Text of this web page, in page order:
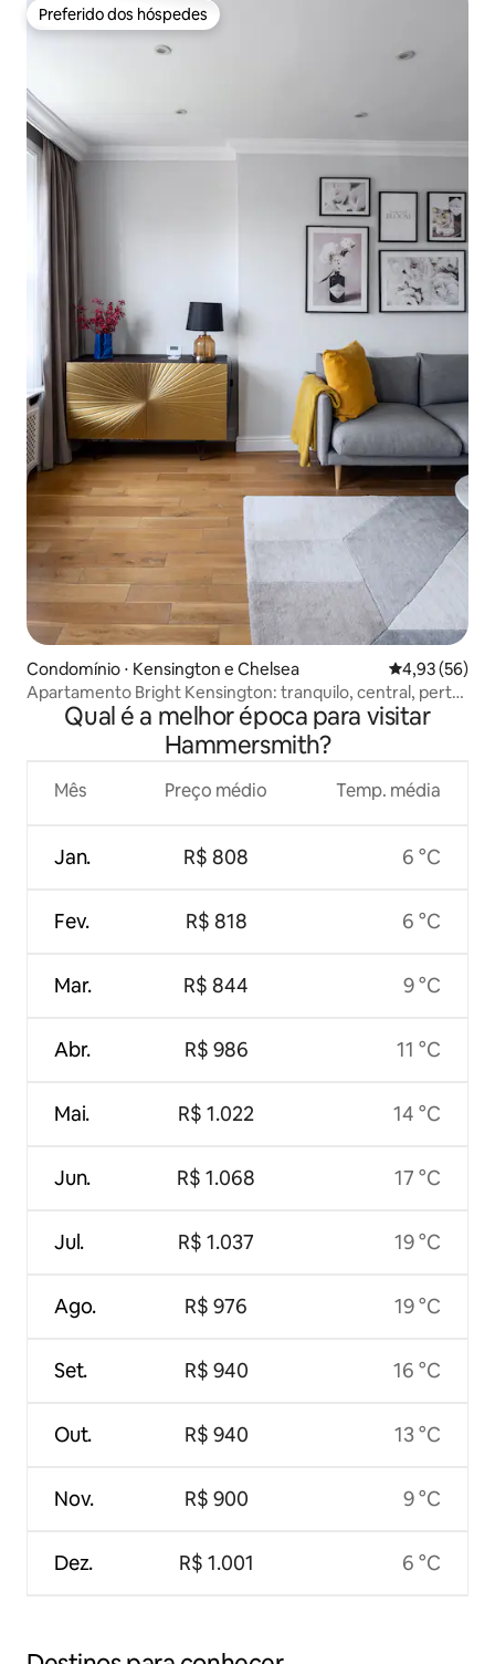
Preferido dos hóspedes
Preferido dos hóspedes
Condomínio ⋅ Kensington e Chelsea 4,93 de uma
4,93 (56)
Apartamento Bright Kensington: tranquilo, central, perto
de parques
Qual é a melhor época para visitar
Hammersmith?
Mês
Jan.
Fev.
Mar.
Abr.
Mai.
Jun.
Jul.
Ago.
Set.
Out.
Nov.
Dez.
Preço médio
R$ 808
R$ 818
R$ 844
R$ 986
R$ 1.022
R$ 1.068
R$ 1.037
R$ 976
R$ 940
R$ 940
R$ 900
R$ 1.001
Temp. média
6 °C
6 °C
9 °C
11 °C
14 °C
17 °C
19 °C
19 °C
16 °C
13 °C
9 °C
6 °C